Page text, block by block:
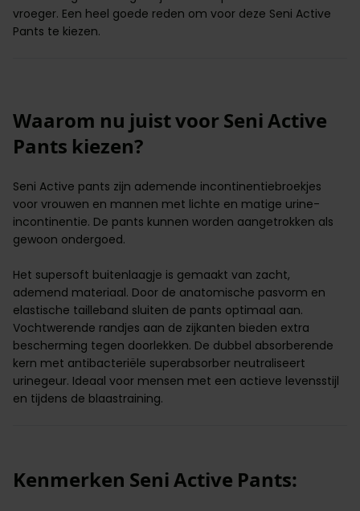
vroeger. Een heel goede reden om voor deze Seni Active
Pants te kiezen.
Waarom nu juist voor Seni Active
Pants kiezen?
Seni Active pants zijn ademende incontinentiebroekjes
voor vrouwen en mannen met lichte en matige urine-
incontinentie. De pants kunnen worden aangetrokken als
gewoon ondergoed.
Het supersoft buitenlaagje is gemaakt van zacht,
ademend materiaal. Door de anatomische pasvorm en
elastische tailleband sluiten de pants optimaal aan.
Vochtwerende randjes aan de zijkanten bieden extra
bescherming tegen doorlekken. De dubbel absorberende
kern met antibacteriële superabsorber neutraliseert
urinegeur. Ideaal voor mensen met een actieve levensstijl
en tijdens de blaastraining.
Kenmerken Seni Active Pants: